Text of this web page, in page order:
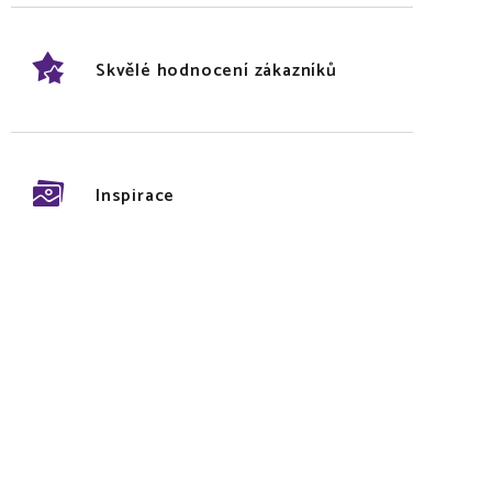
Skvělé hodnocení zákazníků
Inspirace